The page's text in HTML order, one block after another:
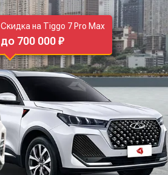
Скидка на Tiggo 7 Pro Max
до 700 000 ₽